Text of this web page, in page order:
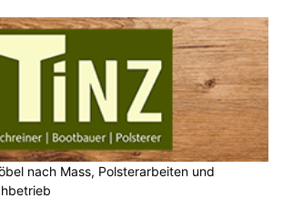
nach Mass, Polsterarbeiten und